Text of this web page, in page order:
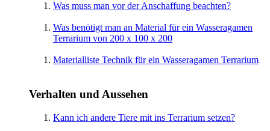
Was muss man vor der Anschaffung beachten?
Was benötigt man an Material für ein Wasseragamen
Terrarium von 200 x 100 x 200
Materialliste Technik für ein Wasseragamen Terrarium
Verhalten und Aussehen
Kann ich andere Tiere mit ins Terrarium setzen?